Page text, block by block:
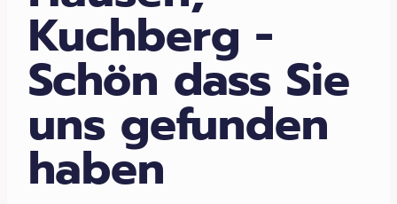
Kuchberg -
Schön dass Sie
uns gefunden
haben